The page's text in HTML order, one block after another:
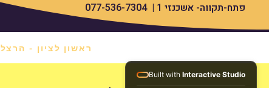
פתח-תקווה- אשכנזי 1 | 077-536-7304
ראשון לציון - הרצל 47 *
Built with Interactive Studio